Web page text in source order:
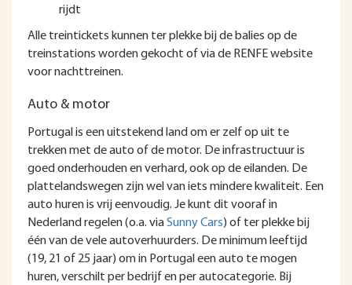
rijdt
Alle treintickets kunnen ter plekke bij de balies op de
treinstations worden gekocht of via de RENFE website
voor nachttreinen.
Auto & motor
Portugal is een uitstekend land om er zelf op uit te
trekken met de auto of de motor. De infrastructuur is
goed onderhouden en verhard, ook op de eilanden. De
plattelandswegen zijn wel van iets mindere kwaliteit. Een
auto huren is vrij eenvoudig. Je kunt dit vooraf in
Nederland regelen (o.a. viaSunny Cars) of ter plekke bij
één van de vele autoverhuurders. De minimum leeftijd
(19, 21 of 25 jaar) om in Portugal een auto te mogen
huren, verschilt per bedrijf en per autocategorie. Bij